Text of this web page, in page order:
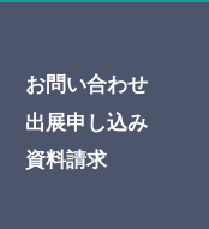
お問い合わせ
出展申し込み
資料請求